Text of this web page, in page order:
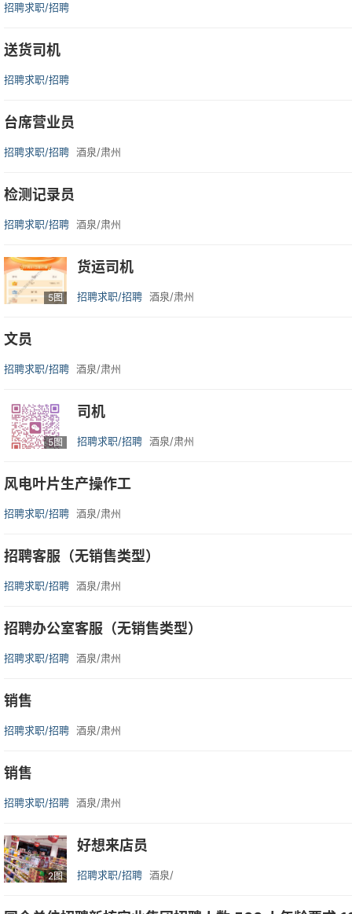
招聘求职/招聘
送货司机
招聘求职/招聘
台席营业员
招聘求职/招聘 酒泉/肃州
检测记录员
招聘求职/招聘 酒泉/肃州
5图
货运司机
招聘求职/招聘 酒泉/肃州
文员
招聘求职/招聘 酒泉/肃州
5图
司机
招聘求职/招聘 酒泉/肃州
风电叶片生产操作工
招聘求职/招聘 酒泉/肃州
招聘客服（无销售类型）
招聘求职/招聘 酒泉/肃州
招聘办公室客服（无销售类型）
招聘求职/招聘 酒泉/肃州
销售
招聘求职/招聘 酒泉/肃州
销售
招聘求职/招聘 酒泉/肃州
2图
好想来店员
招聘求职/招聘 酒泉/